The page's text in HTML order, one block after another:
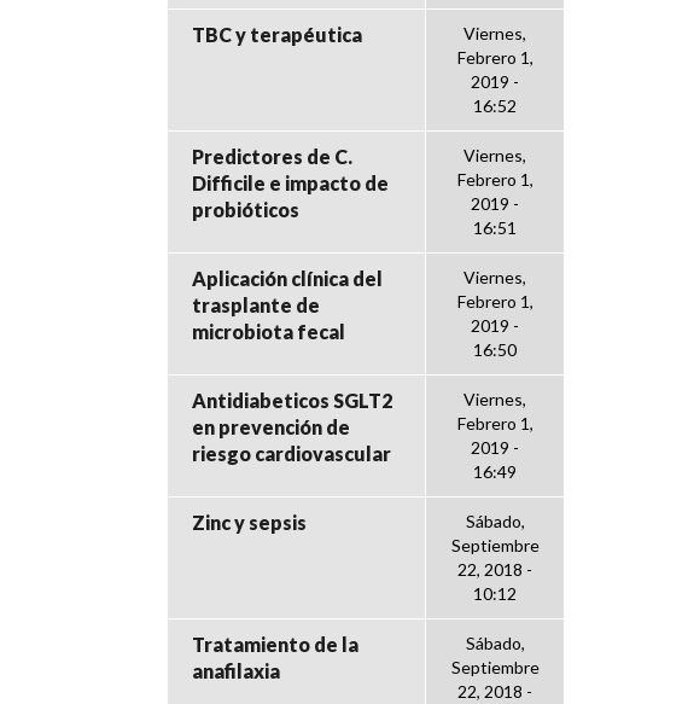
TBC y terapéutica
Viernes,
Febrero 1,
2019 -
16:52
Predictores de C.
Difficile e impacto de
probióticos
Viernes,
Febrero 1,
2019 -
16:51
Aplicación clínica del
trasplante de
microbiota fecal
Viernes,
Febrero 1,
2019 -
16:50
Antidiabeticos SGLT2
en prevención de
riesgo cardiovascular
Viernes,
Febrero 1,
2019 -
16:49
Zinc y sepsis
Sábado,
Septiembre
22, 2018 -
10:12
Tratamiento de la
anafilaxia
Sábado,
Septiembre
22, 2018 -